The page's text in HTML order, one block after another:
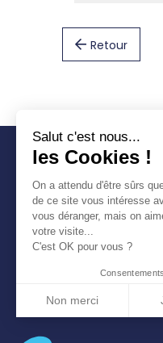
Salut c'est nous...
les Cookies !
On a attendu d'être sûrs
de ce site vous intéresse
vous déranger, mais on
votre visite...
C'est OK pour vous ?
Non merci
Retour